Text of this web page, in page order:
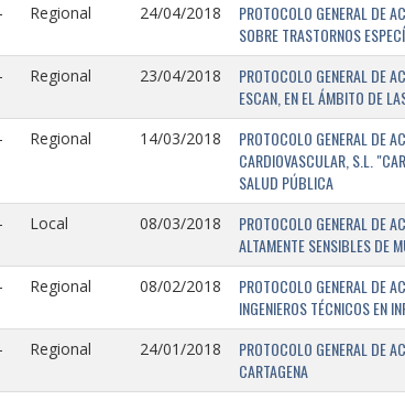
Regional 24/04/2018
PROTOCOLO GENERAL DE
SOBRE TRASTORNOS
Regional 23/04/2018
PROTOCOLO GENERAL DE
ESCAN, EN EL ÁMBITO DE
Regional 14/03/2018
PROTOCOLO GENERAL DE
CARDIOVASCULAR, S.L.
SALUD PÚBLICA
Local 08/03/2018
PROTOCOLO GENERAL DE
ALTAMENTE SENSIBLES DE
Regional 08/02/2018
PROTOCOLO GENERAL DE
INGENIEROS TÉCNICOS EN
Regional 24/01/2018
PROTOCOLO GENERAL DE
CARTAGENA